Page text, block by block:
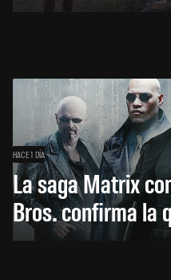
HACE 1 DÍA
La saga Matrix
Bros. confirma la